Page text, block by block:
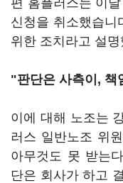
편 홈플러스는 이
신청을 취소했습니
위한 조치라고 설
"판단은 사측이, 책
이에 대해 노조는
러스 일반노조 위
아무것도 못 받는
단은 회사가 하고